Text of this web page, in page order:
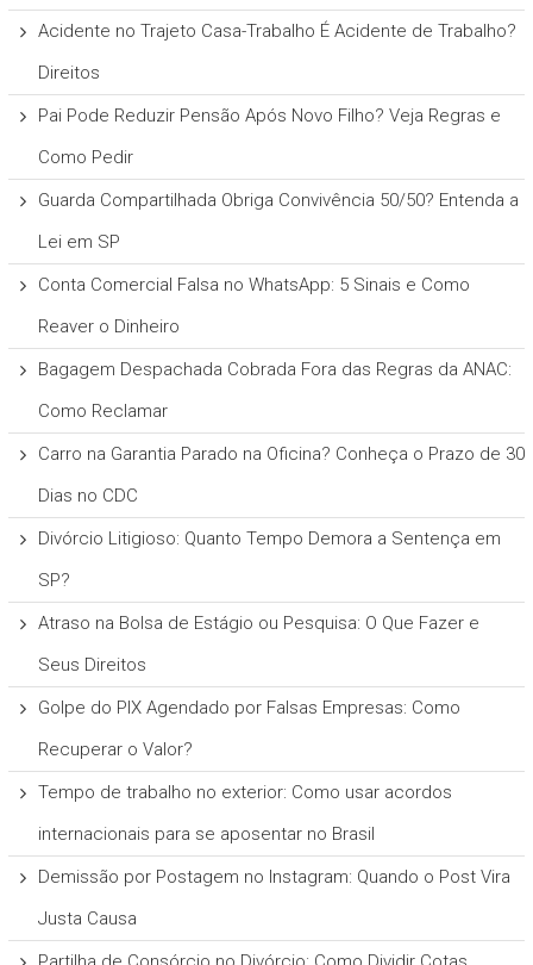
Acidente no Trajeto Casa-Trabalho É Acidente de Trabalho?
Direitos
Pai Pode Reduzir Pensão Após Novo Filho? Veja Regras e
Como Pedir
Guarda Compartilhada Obriga Convivência 50/50? Entenda a
Lei em SP
Conta Comercial Falsa no WhatsApp: 5 Sinais e Como
Reaver o Dinheiro
Bagagem Despachada Cobrada Fora das Regras da ANAC:
Como Reclamar
Carro na Garantia Parado na Oficina? Conheça o Prazo de 30
Dias no CDC
Divórcio Litigioso: Quanto Tempo Demora a Sentença em
SP?
Atraso na Bolsa de Estágio ou Pesquisa: O Que Fazer e
Seus Direitos
Golpe do PIX Agendado por Falsas Empresas: Como
Recuperar o Valor?
Tempo de trabalho no exterior: Como usar acordos
internacionais para se aposentar no Brasil
Demissão por Postagem no Instagram: Quando o Post Vira
Justa Causa